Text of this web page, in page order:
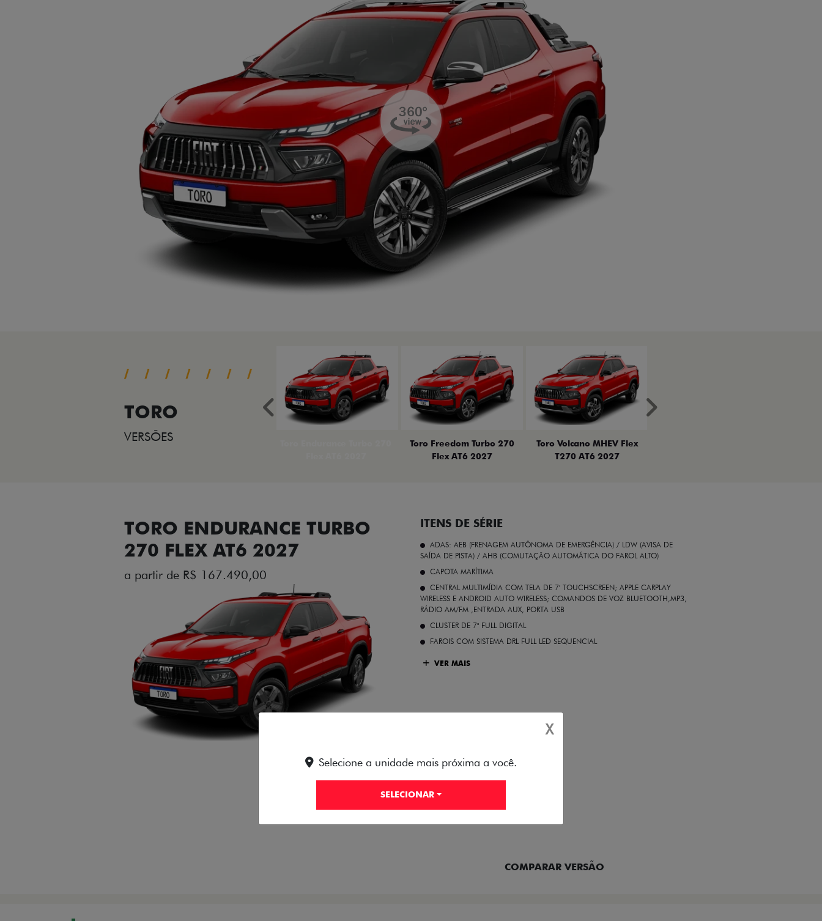
TORO
VERSÕES
Toro Freedom Turbo 270
Flex AT6 2027
Toro Volcano MHEV Flex
T270 AT6 2027
Anterior Próximo
TORO ENDURANCE TURBO
270 FLEX AT6 2027
a partir de R$ 167.490,00
ITENS DE SÉRIE
ADAS: AEB (FRENAGEM AUTÔNOMA DE EMERGÊNCIA) / LDW (AVISA DE
SAÍDA DE PISTA) / AHB (COMUTAÇÃO AUTOMÁTICA DO FAROL ALTO)
CAPOTA MARÍTIMA
CENTRAL MULTIMÍDIA COM TELA DE 7' TOUCHSCREEN; APPLE CARPLAY
WIRELESS E ANDROID AUTO WIRELESS; COMANDOS DE VOZ BLUETOOTH,MP3,
RÁDIO AM/FM ,ENTRADA AUX, PORTA USB
CLUSTER DE 7" FULL DIGITAL
FAROIS COM SISTEMA DRL FULL LED SEQUENCIAL
VER MAIS
FICHA TÉCNICA
COMPARAR VERSÃO
X
Selecione a unidade mais próxima a você.
SELECIONAR